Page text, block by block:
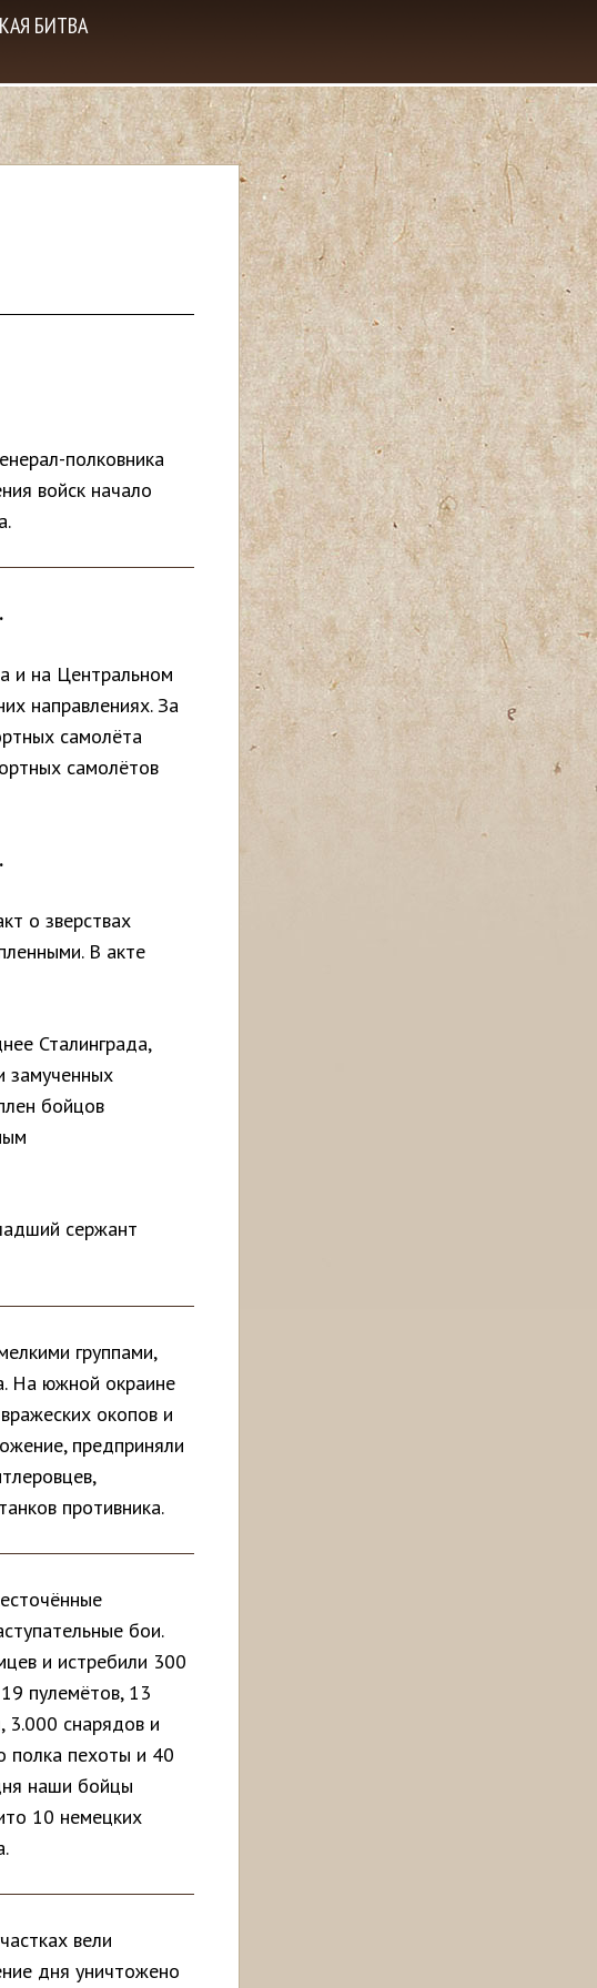
БИТВА
полковника
войск начало
и на Центральном
направлениях. За
самолёта
самолётов
о зверствах
В акте
Сталинграда,
замученных
бойцов
сержант
группами,
На южной окраине
окопов и
предприняли
противника.
бои.
и истребили 300
пулемётов, 13
3.000 снарядов и
полка пехоты и 40
наши бойцы
10 немецких
вели
дня уничтожено